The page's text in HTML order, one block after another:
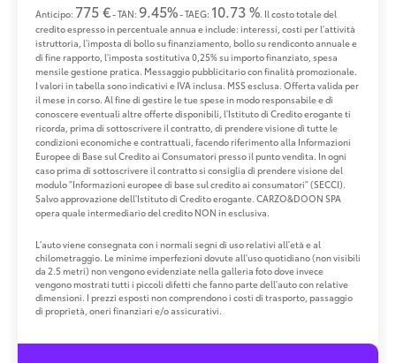
Anticipo: 775 €- TAN: 9.45%- TAEG: 10.73 %. Il costo totale del
credito espresso in percentuale annua e include: interessi, costi per l'attività
istruttoria, l'imposta di bollo su finanziamento, bollo su rendiconto annuale e
di fine rapporto, l'imposta sostitutiva 0,25% su importo finanziato, spesa
mensile gestione pratica. Messaggio pubblicitario con finalità promozionale.
I valori in tabella sono indicativi e IVA inclusa. MSS esclusa. Offerta valida per
il mese in corso. Al fine di gestire le tue spese in modo responsabile e di
conoscere eventuali altre offerte disponibili, l'Istituto di Credito erogante ti
ricorda, prima di sottoscrivere il contratto, di prendere visione di tutte le
condizioni economiche e contrattuali, facendo riferimento alla Informazioni
Europee di Base sul Credito ai Consumatori presso il punto vendita. In ogni
caso prima di sottoscrivere il contratto si consiglia di prendere visione del
modulo "Informazioni europee di base sul credito ai consumatori" (SECCI).
Salvo approvazione dell'Istituto di Credito erogante. CARZO&DOON SPA
opera quale intermediario del credito NON in esclusiva.
L'auto viene consegnata con i normali segni di uso relativi all'età e al
chilometraggio. Le minime imperfezioni dovute all'uso quotidiano (non visibili
da 2.5 metri) non vengono evidenziate nella galleria foto dove invece
vengono mostrati tutti i piccoli difetti che fanno parte dell'auto con relative
dimensioni. I prezzi esposti non comprendono i costi di trasporto, passaggio
di proprietà, oneri finanziari e/o assicurativi.